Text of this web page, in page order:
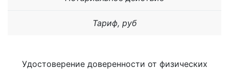
Тариф, руб
Удостоверение доверенности от физических